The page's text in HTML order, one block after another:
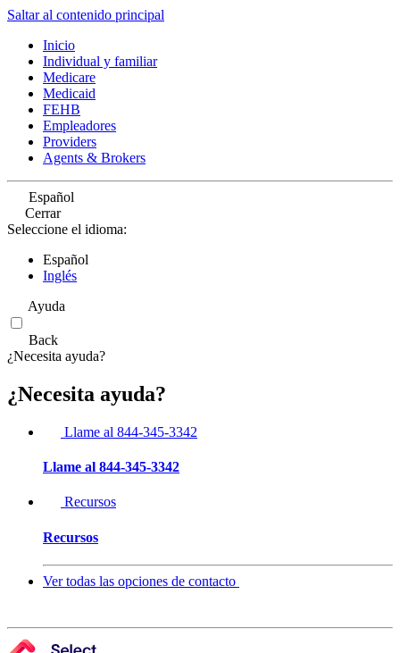
Saltar al contenido principal
Inicio
Individual y familiar
Medicare
Medicaid
FEHB
Empleadores
Providers
Agents & Brokers
Español
Cerrar
Seleccione el idioma:
Español
Inglés
Ayuda
Back
¿Necesita ayuda?
¿Necesita ayuda?
Llame al 844-345-3342
Llame al 844-345-3342
Recursos
Recursos
Ver todas las opciones de contacto